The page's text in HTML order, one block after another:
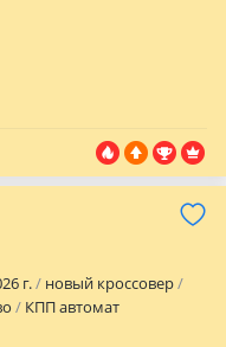
г.
новый кроссовер
КПП автомат